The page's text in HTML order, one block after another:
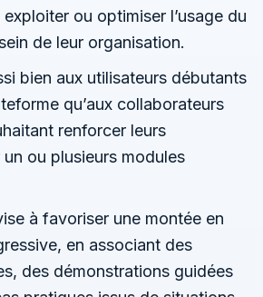
ou optimiser l’usage du
de leur organisation.
bien aux utilisateurs débutants
qu’aux collaborateurs
renforcer leurs
ou plusieurs modules
à favoriser une montée en
en associant des
des démonstrations guidées